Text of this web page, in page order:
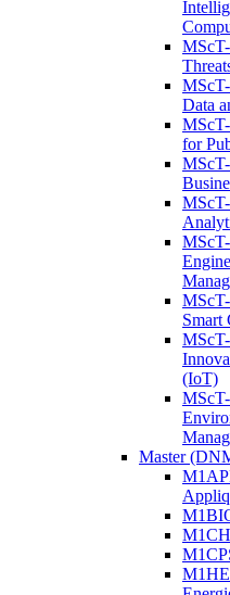
Data
for
Smart
(IoT)
Master